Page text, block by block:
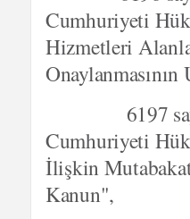
Cumhuriyeti
Hizmetleri
6197 sayılı
Cumhuriyeti
İlişkin
Kanun",